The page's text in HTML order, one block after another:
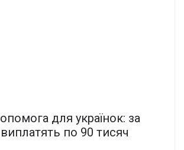
для українок: за
по 90 тисяч